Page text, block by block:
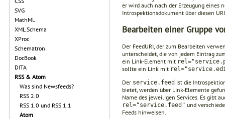
SVG
MathML
XML Schema
XProc
Schematron
DocBook
DITA
RSS & Atom
Was sind Newsfeeds?
RSS 2.0
RSS 1.0 und RSS 1.1
Atom
er wird auch nach der Erzeugung eines
Introspektionsdokument über diesen
Bearbeiten einer Gruppe
Der FeedURI, der zum Bearbeiten
unterscheidet, die von jedem Eintrag
ein Link-Element mit
sollte ein Link mit
Der service.feed ist die
bietet, werden über Link-Elemente
Name des jeweiligen Services. Es gibt
rel="service.feed" und
Feeds hinweisen.